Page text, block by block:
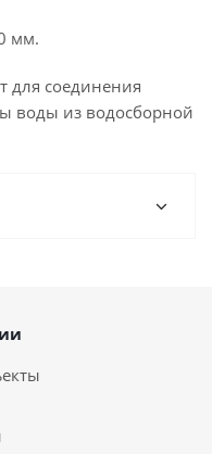
мм.
для соединения
воды из водосборной